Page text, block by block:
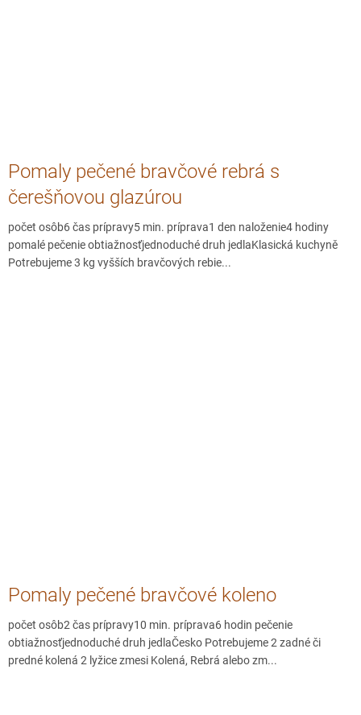
Pomaly pečené bravčové rebrá s
čerešňovou glazúrou
počet osôb6 čas prípravy5 min. príprava1 den naloženie4 hodiny
pomalé pečenie obtiažnosťjednoduché druh jedlaKlasická kuchyně
Potrebujeme 3 kg vyšších bravčových rebie...
Pomaly pečené bravčové koleno
počet osôb2 čas prípravy10 min. príprava6 hodin pečenie
obtiažnosťjednoduché druh jedlaČesko Potrebujeme 2 zadné či
predné kolená 2 lyžice zmesi Kolená, Rebrá alebo zm...